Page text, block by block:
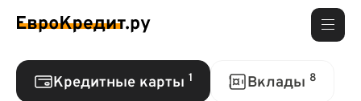
Кредитные карты 1 Вклады 8